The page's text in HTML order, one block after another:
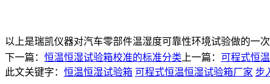
以上是瑞凯仪器对汽车零部件温湿度可靠性环境试验做的一
下一篇： 恒温恒湿试验箱校准的标准分类 上一篇： 可程式恒
此文关键字： 恒温恒湿试验箱 可程式恒温恒湿试验箱厂家 步